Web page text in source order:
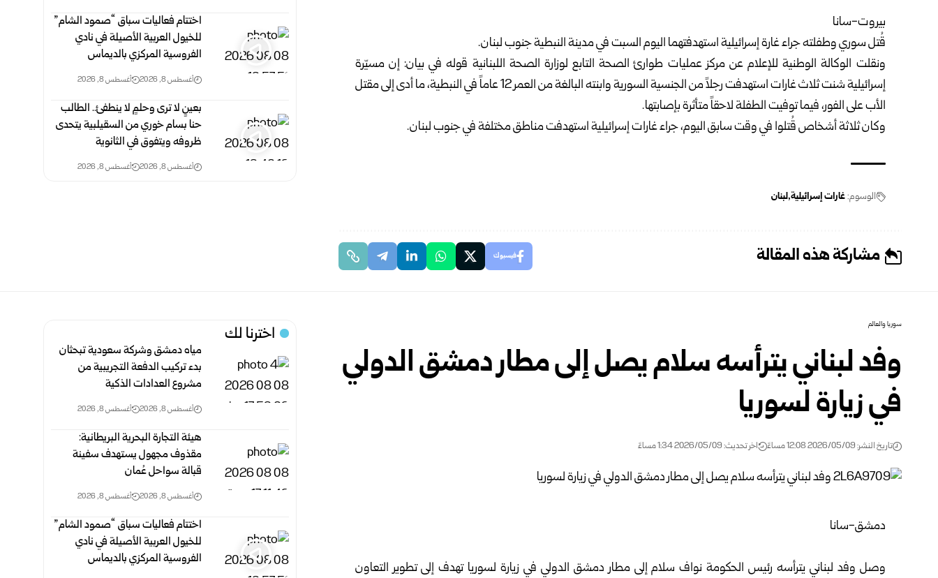
بيروت-سانا
قُتل سوري وطفلته جراء غارة إسرائيلية استهدفتهما اليوم السبت في مدينة النبطية جنوب لبنان.
ونقلت الوكالة الوطنية للإعلام عن مركز عمليات طوارئ الصحة التابع لوزارة الصحة اللبنانية قوله في بيان: إن مسيّرة
إسرائيلية شنت ثلاث غارات استهدفت رجلاً من الجنسية السورية وابنته البالغة من العمر 12 عاماً في النبطية، ما أدى إلى مقتل
الأب على الفور، فيما توفيت الطفلة لاحقاً متأثرة بإصابتها.
وكان ثلاثة أشخاص قُتلوا في وقت سابق اليوم، جراء غارات إسرائيلية استهدفت مناطق مختلفة في جنوب لبنان.
الوسوم:غارات إسرائيلية لبنان
مشاركة هذه المقالة فيسبوك
اختتام فعاليات سباق “صمود الشام”
للخيول العربية الأصيلة في نادي
الفروسية المركزي بالديماس
أغسطس 8, 2026 أغسطس 8, 2026
بعينٍ لا ترى وحلمٍ لا ينطفئ.. الطالب
حنا بسام خوري من السقيلبية يتحدى
ظروفه ويتفوق في الثانوية
أغسطس 8, 2026 أغسطس 8, 2026
سوريا والعالم
وفد لبناني يترأسه سلام يصل إلى مطار دمشق الدولي
في زيارة لسوريا
تاريخ النشر: 2026/05/09 12:08 مساءً اخر تحديث: 2026/05/09 1:34 مساءً
دمشق-سانا
وصل وفد لبناني يترأسه رئيس الحكومة نواف سلام إلى مطار دمشق الدولي في زيارة لسوريا تهدف إلى تطوير التعاون
اخترنا لك
مياه دمشق وشركة سعودية تبحثان
بدء تركيب الدفعة التجريبية من
مشروع ‌‏العدادات الذكية ‏
أغسطس 8, 2026 أغسطس 8, 2026
هيئة التجارة البحرية البريطانية:
مقذوف مجهول يستهدف سفينة
قبالة سواحل عُمان
أغسطس 8, 2026 أغسطس 8, 2026
اختتام فعاليات سباق “صمود الشام”
للخيول العربية الأصيلة في نادي
الفروسية المركزي بالديماس